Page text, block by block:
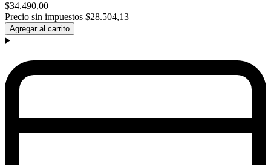
$34.490,00
Precio sin impuestos $28.504,13
Agregar al carrito